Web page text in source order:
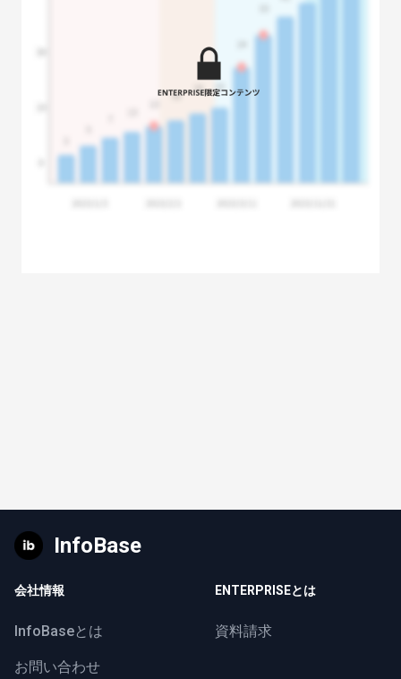
InfoBase
会社情報
InfoBaseとは
お問い合わせ
ENTERPRISEとは
資料請求